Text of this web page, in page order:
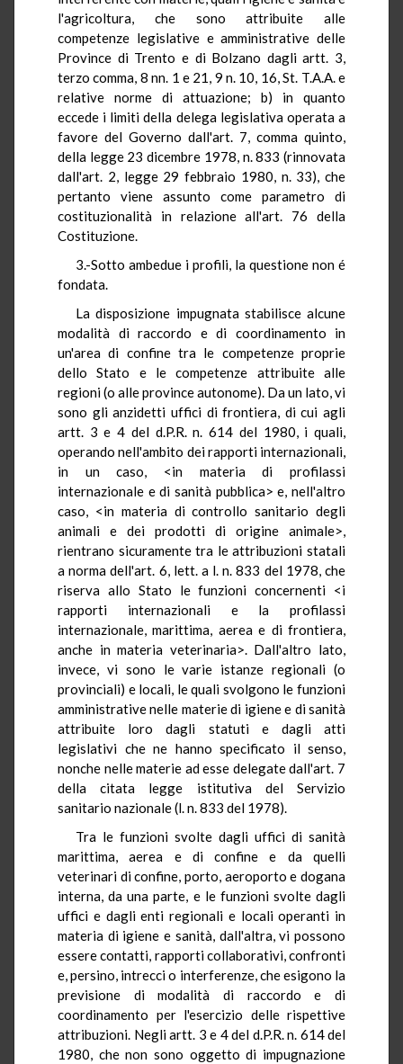
l'agricoltura, che sono attribuite alle
competenze legislative e amministrative delle
Province di Trento e di Bolzano dagli artt. 3,
terzo comma, 8 nn. 1 e 21, 9 n. 10, 16, St. T.A.A. e
relative norme di attuazione; b) in quanto
eccede i limiti della delega legislativa operata a
favore del Governo dall'art. 7, comma quinto,
della legge 23 dicembre 1978, n. 833 (rinnovata
dall'art. 2, legge 29 febbraio 1980, n. 33), che
pertanto viene assunto come parametro di
costituzionalità in relazione all'art. 76 della
Costituzione.
3.-Sotto ambedue i profili, la questione non é
fondata.
La disposizione impugnata stabilisce alcune
modalità di raccordo e di coordinamento in
un'area di confine tra le competenze proprie
dello Stato e le competenze attribuite alle
regioni (o alle province autonome). Da un lato, vi
sono gli anzidetti uffici di frontiera, di cui agli
artt. 3 e 4 del d.P.R. n. 614 del 1980, i quali,
operando nell'ambito dei rapporti internazionali,
in un caso, <in materia di profilassi
internazionale e di sanità pubblica> e, nell'altro
caso, <in materia di controllo sanitario degli
animali e dei prodotti di origine animale>,
rientrano sicuramente tra le attribuzioni statali
a norma dell'art. 6, lett. a l. n. 833 del 1978, che
riserva allo Stato le funzioni concernenti <i
rapporti internazionali e la profilassi
internazionale, marittima, aerea e di frontiera,
anche in materia veterinaria>. Dall'altro lato,
invece, vi sono le varie istanze regionali (o
provinciali) e locali, le quali svolgono le funzioni
amministrative nelle materie di igiene e di sanità
attribuite loro dagli statuti e dagli atti
legislativi che ne hanno specificato il senso,
nonche nelle materie ad esse delegate dall'art. 7
della citata legge istitutiva del Servizio
sanitario nazionale (l. n. 833 del 1978).
Tra le funzioni svolte dagli uffici di sanità
marittima, aerea e di confine e da quelli
veterinari di confine, porto, aeroporto e dogana
interna, da una parte, e le funzioni svolte dagli
uffici e dagli enti regionali e locali operanti in
materia di igiene e sanità, dall'altra, vi possono
essere contatti, rapporti collaborativi, confronti
e, persino, intrecci o interferenze, che esigono la
previsione di modalità di raccordo e di
coordinamento per l'esercizio delle rispettive
attribuzioni. Negli artt. 3 e 4 del d.P.R. n. 614 del
1980, che non sono oggetto di impugnazione